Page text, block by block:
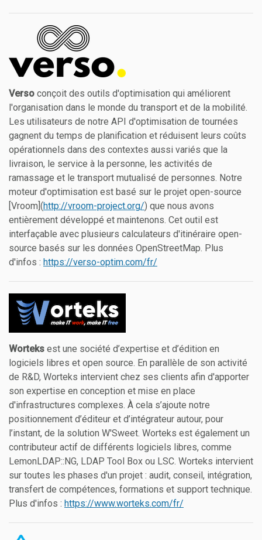
Verso conçoit des outils d'optimisation qui améliorent
l'organisation dans le monde du transport et de la mobilité.
Les utilisateurs de notre API d'optimisation de tournées
gagnent du temps de planification et réduisent leurs coûts
opérationnels dans des contextes aussi variés que la
livraison, le service à la personne, les activités de
ramassage et le transport mutualisé de personnes. Notre
moteur d'optimisation est basé sur le projet open-source
[Vroom](http://vroom-project.org/) que nous avons
entièrement développé et maintenons. Cet outil est
interfaçable avec plusieurs calculateurs d'itinéraire open-
source basés sur les données OpenStreetMap. Plus
d'infos : https://verso-optim.com/fr/
Worteks est une société d’expertise et d’édition en
logiciels libres et open source. En parallèle de son activité
de R&D, Worteks intervient chez ses clients afin d'apporter
son expertise en conception et mise en place
d'infrastructures complexes. À cela s’ajoute notre
positionnement d’éditeur et d’intégrateur autour, pour
l’instant, de la solution W'Sweet. Worteks est également un
contributeur actif de différents logiciels libres, comme
LemonLDAP::NG, LDAP Tool Box ou LSC. Worteks intervient
sur toutes les phases d'un projet : audit, conseil, intégration,
transfert de compétences, formations et support technique.
Plus d'infos : https://www.worteks.com/fr/